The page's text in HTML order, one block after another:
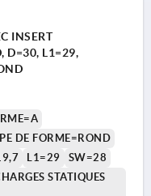
INSERT
D=30, L1=29,
DE FORME=ROND
L1=29
SW=28
STATIQUES